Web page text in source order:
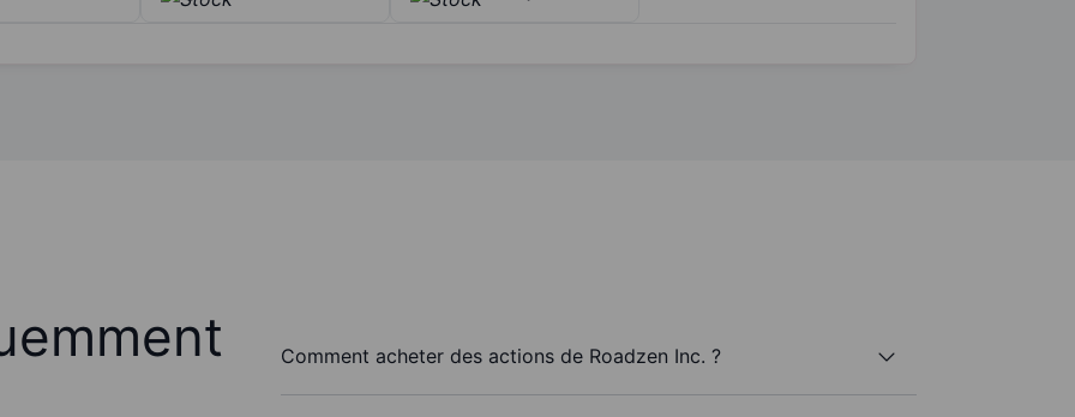
Comment acheter des actions de Roadzen Inc. ?